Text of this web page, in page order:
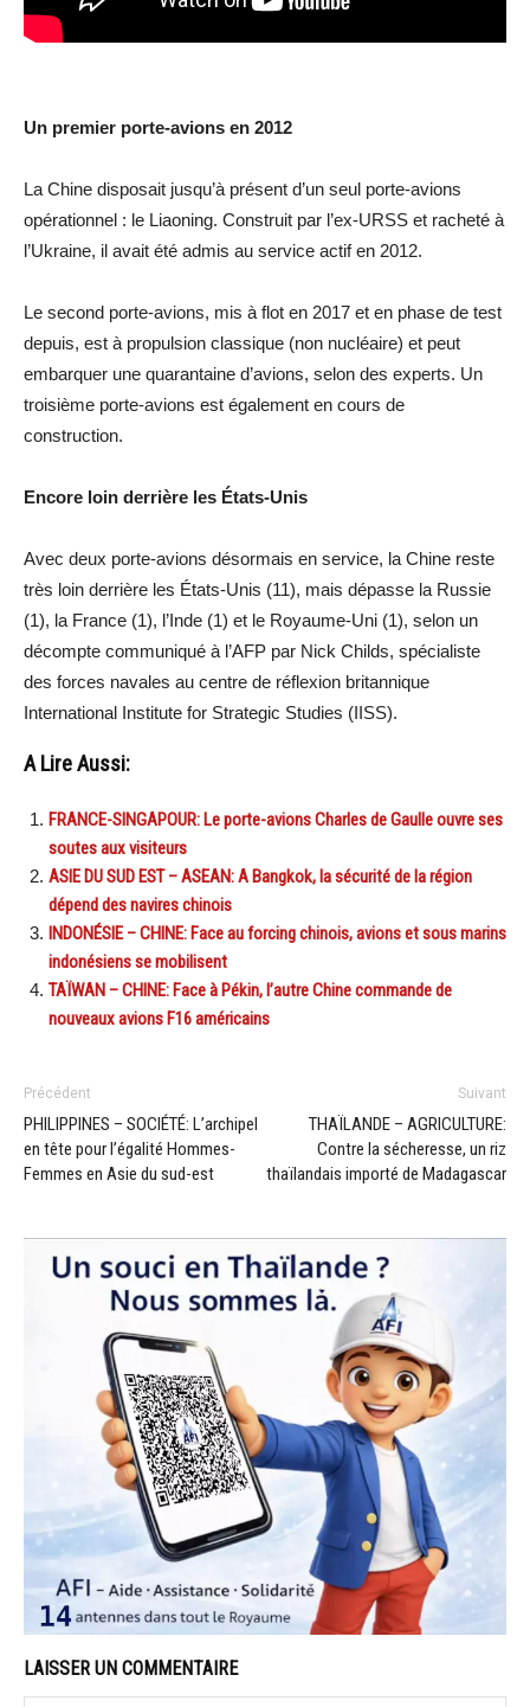
Un premier porte-avions en 2012
La Chine disposait jusqu’à présent d’un seul porte-avions
opérationnel : le Liaoning. Construit par l’ex-URSS et racheté à
l’Ukraine, il avait été admis au service actif en 2012.
Le second porte-avions, mis à flot en 2017 et en phase de test
depuis, est à propulsion classique (non nucléaire) et peut
embarquer une quarantaine d’avions, selon des experts. Un
troisième porte-avions est également en cours de
construction.
Encore loin derrière les États-Unis
Avec deux porte-avions désormais en service, la Chine reste
très loin derrière les États-Unis (11), mais dépasse la Russie
(1), la France (1), l’Inde (1) et le Royaume-Uni (1), selon un
décompte communiqué à l’AFP par Nick Childs, spécialiste
des forces navales au centre de réflexion britannique
International Institute for Strategic Studies (IISS).
A Lire Aussi:
FRANCE-SINGAPOUR: Le porte-avions Charles de Gaulle ouvre ses
soutes aux visiteurs
ASIE DU SUD EST – ASEAN: A Bangkok, la sécurité de la région
dépend des navires chinois
INDONÉSIE – CHINE: Face au forcing chinois, avions et sous marins
indonésiens se mobilisent
TAÏWAN – CHINE: Face à Pékin, l’autre Chine commande de
nouveaux avions F16 américains
Précédent
PHILIPPINES – SOCIÉTÉ: L’archipel
en tête pour l’égalité Hommes-
Femmes en Asie du sud-est
Suivant
THAÏLANDE – AGRICULTURE:
Contre la sécheresse, un riz
thaïlandais importé de Madagascar
LAISSER UN COMMENTAIRE